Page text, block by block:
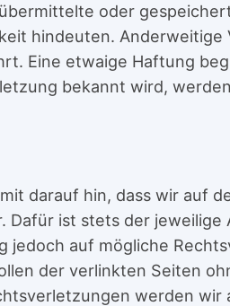
oder
hindeuten.
Eine etwaige Haftung
bekannt wird,
darauf hin, dass wir auf
Dafür ist stets der
auf mögliche
der verlinkten Seiten
werden wir